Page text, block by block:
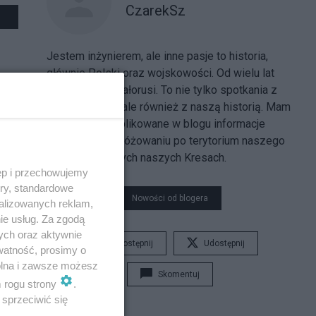
CzarekSz
Jestem inżynierem, ale inne pasje to historia,
głównie Polski oraz wojskowości. Od wielu lat
podróżuję po Białorusi. To nie tylko spotkania z
nowym krajem, ale również z naszą historią. Mam
nadzieję, że publikowane w blogu informacje
pomogą w podróżowaniu po terytorium naszego
sąsiada i dawnych naszych Kresach.
Nowości od blogera
Udostępnij Udostępnij
Skomentuj
i przechowujemy
standardowe
reklam,
usług. Za zgodą
oraz aktywnie
prosimy o
i zawsze możesz
rogu strony
.
się